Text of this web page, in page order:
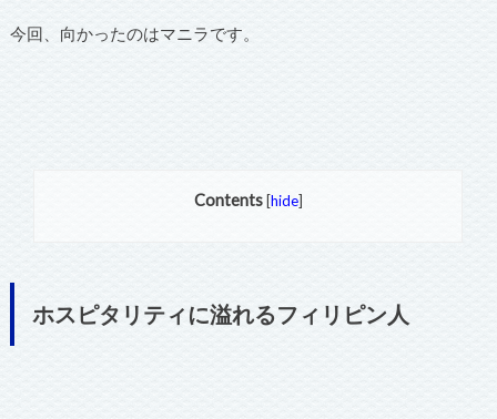
今回、向かったのはマニラです。
Contents [hide]
ホスピタリティに溢れるフィリピン人